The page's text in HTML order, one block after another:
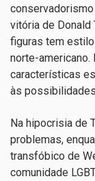
vitória de Donald
figuras tem
norte-
características
às
Na hipocrisia de
problemas,
transfóbico de
comunidade